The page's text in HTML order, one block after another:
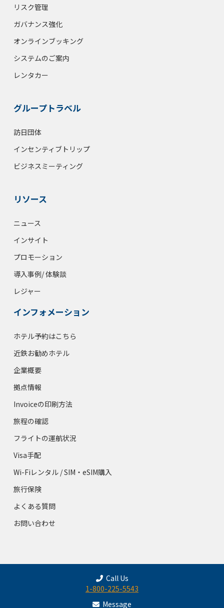
リスク管理
ガバナンス強化
オンラインブッキング
システムのご案内
レンタカー
グループトラベル
訪日団体
インセンティブトリップ
ビジネスミーティング
リソース
ニュース
インサイト
プロモーション
導入事例/ 体験談
レジャー
インフォメーション
ホテル予約はこちら
近鉄お勧めホテル
企業概要
拠点情報
Invoiceの印刷方法
旅程の確認
フライトの運航状況
Visa手配
Wi-Fiレンタル / SIM・eSIM購入
旅行保険
よくある質問
お問い合わせ
Call Us
1-800-225-5543
Message